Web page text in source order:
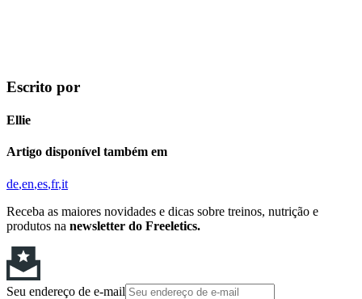
Escrito por
Ellie
Artigo disponível também em
de en es fr it
Receba as maiores novidades e dicas sobre treinos, nutrição e
produtos na newsletter do Freeletics.
Seu endereço de e-mail